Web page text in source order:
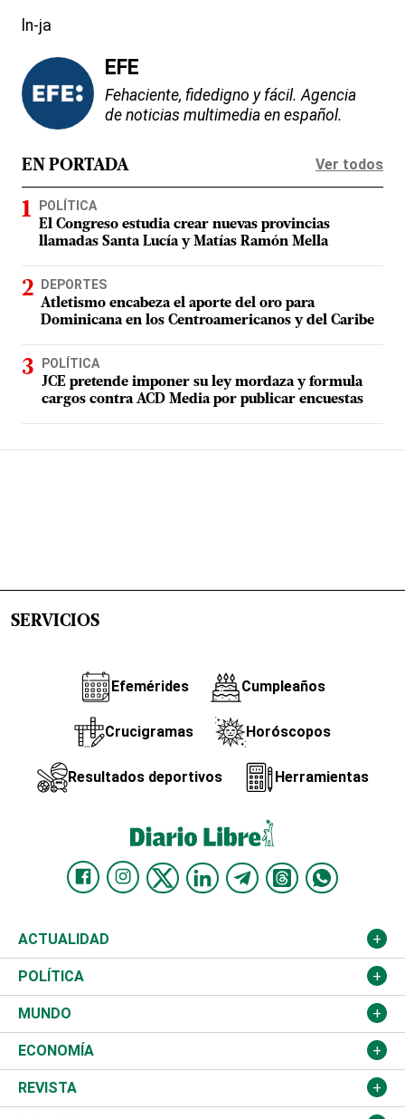
ln-ja
EFE
Fehaciente, fidedigno y fácil. Agencia
de noticias multimedia en español.
EN PORTADA Ver todos
POLÍTICA
El Congreso estudia crear nuevas provincias
llamadas Santa Lucía y Matías Ramón Mella
DEPORTES
Atletismo encabeza el aporte del oro para
Dominicana en los Centroamericanos y del Caribe
POLÍTICA
JCE pretende imponer su ley mordaza y formula
cargos contra ACD Media por publicar encuestas
SERVICIOS
Efemérides Cumpleaños
Crucigramas Horóscopos
Resultados deportivos Herramientas
ACTUALIDAD
Nacional
Ciudad
Educación
Salud
POLÍTICA
Partidos
JCE
TSE
MUNDO
Estados Unidos
América Latina
ECONOMÍA
Finanzas
REVISTA